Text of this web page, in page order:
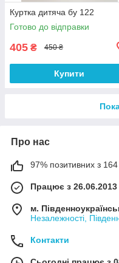
Куртка дитяча бу 122
Готово до відправки
405 ₴ 450 ₴
Купити
Про нас
97% позитивних з 164
Працює з 26.06.2013
м.
Незалежності,
Контакти